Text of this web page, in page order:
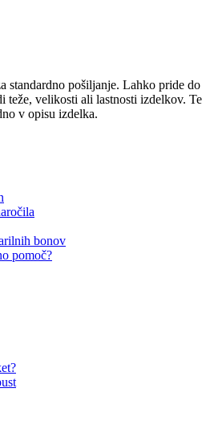
standardno pošiljanje. Lahko pride do
teže, velikosti ali lastnosti izdelkov. Te
v opisu izdelka.
bonov
pomoč?